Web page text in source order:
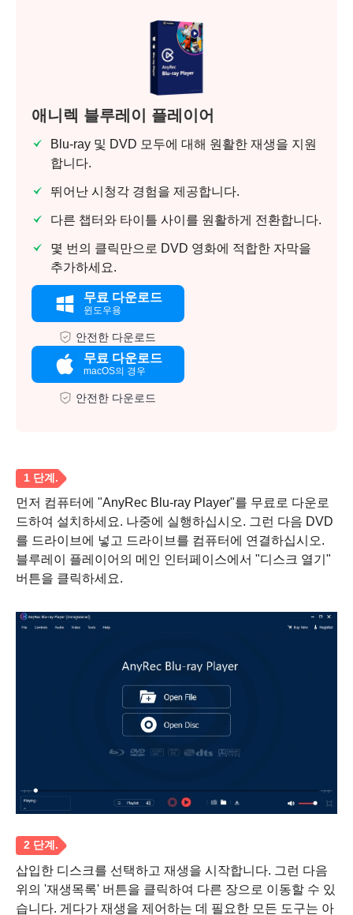
애니렉 블루레이 플레이어
Blu-ray 및 DVD 모두에 대해 원활한 재생을 지원
합니다.
뛰어난 시청각 경험을 제공합니다.
다른 챕터와 타이틀 사이를 원활하게 전환합니다.
몇 번의 클릭만으로 DVD 영화에 적합한 자막을
추가하세요.
무료 다운로드
윈도우용
안전한 다운로드
무료 다운로드
macOS의 경우
안전한 다운로드
먼저 컴퓨터에 "AnyRec Blu-ray Player"를 무료로 다운로
드하여 설치하세요. 나중에 실행하십시오. 그런 다음 DVD
를 드라이브에 넣고 드라이브를 컴퓨터에 연결하십시오.
블루레이 플레이어의 메인 인터페이스에서 "디스크 열기"
버튼을 클릭하세요.
삽입한 디스크를 선택하고 재생을 시작합니다. 그런 다음
위의 '재생목록' 버튼을 클릭하여 다른 장으로 이동할 수 있
습니다. 게다가 재생을 제어하는 데 필요한 모든 도구는 아